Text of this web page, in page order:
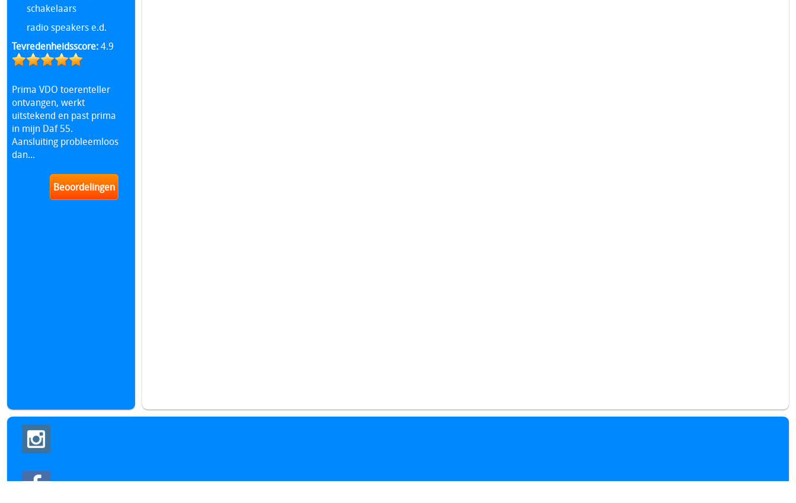
schakelaars
radio speakers e.d.
Tevredenheidsscore:4.9
Prima VDO toerenteller
ontvangen, werkt
uitstekend en past prima
in mijn Daf 55.
Aansluiting probleemloos
dan...
Beoordelingen